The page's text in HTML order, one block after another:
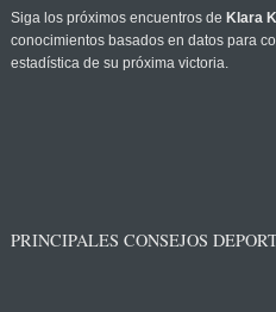
Siga los próximos encuentros de Klara
conocimientos basados en datos para
estadística de su próxima victoria.
PRINCIPALES CONSEJOS